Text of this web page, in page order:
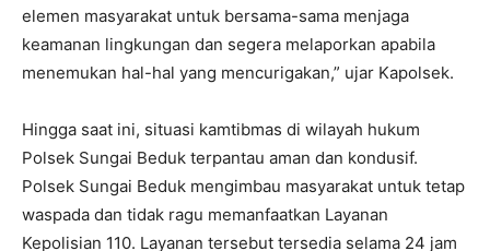
elemen masyarakat untuk bersama-sama menjaga
keamanan lingkungan dan segera melaporkan apabila
menemukan hal-hal yang mencurigakan,” ujar Kapolsek.
Hingga saat ini, situasi kamtibmas di wilayah hukum
Polsek Sungai Beduk terpantau aman dan kondusif.
Polsek Sungai Beduk mengimbau masyarakat untuk tetap
waspada dan tidak ragu memanfaatkan Layanan
Kepolisian 110. Layanan tersebut tersedia selama 24 jam